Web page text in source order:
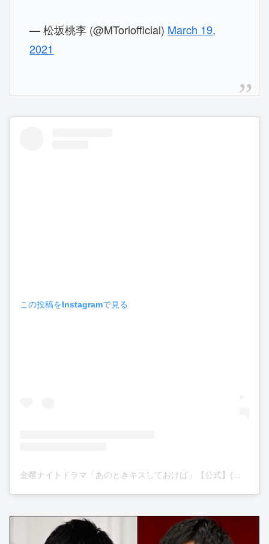
— 松坂桃李 (@MToriofficial) March 19,
2021
この投稿をInstagramで見る
金曜ナイトドラマ「あのときキスしておけば」【公式】(@anokiss2021)がシェアした投稿